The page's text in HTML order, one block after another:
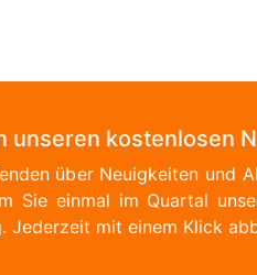
unseren kostenlosen
über Neuigkeiten und
Sie einmal im Quartal
Jederzeit mit einem Klick